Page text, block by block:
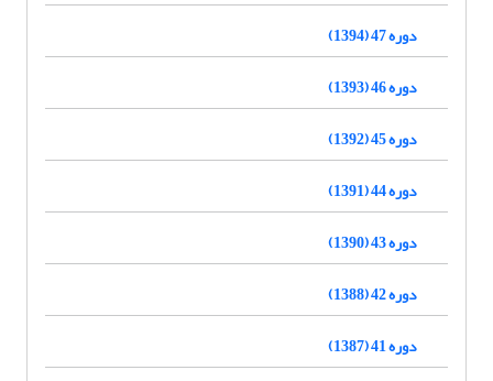
دوره 47 (1394)
دوره 46 (1393)
دوره 45 (1392)
دوره 44 (1391)
دوره 43 (1390)
دوره 42 (1388)
دوره 41 (1387)